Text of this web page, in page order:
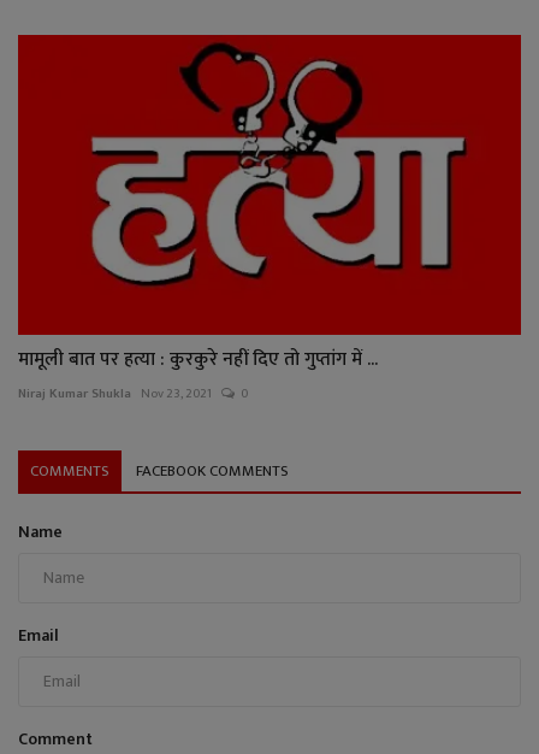
मामूली बात पर हत्या : कुरकुरे नहीं दिए तो गुप्तांग में ...
Niraj Kumar Shukla Nov 23, 2021 0
COMMENTS FACEBOOK COMMENTS
Name
Email
Comment